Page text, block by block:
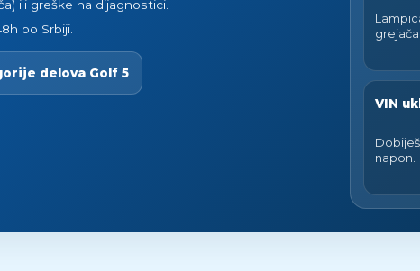
ili greške na dijagnostici.
po Srbiji.
delova Golf 5
grejača
VIN
napon.